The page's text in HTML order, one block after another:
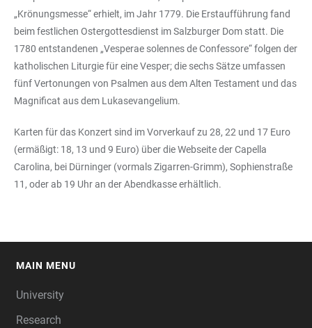
„Krönungsmesse“ erhielt, im Jahr 1779. Die Erstaufführung fand
beim festlichen Ostergottesdienst im Salzburger Dom statt. Die
1780 entstandenen „Vesperae solennes de Confessore“ folgen der
katholischen Liturgie für eine Vesper; die sechs Sätze umfassen
fünf Vertonungen von Psalmen aus dem Alten Testament und das
Magnificat aus dem Lukasevangelium.
Karten für das Konzert sind im Vorverkauf zu 28, 22 und 17 Euro
(ermäßigt: 18, 13 und 9 Euro) über die Webseite der Capella
Carolina, bei Dürninger (vormals Zigarren-Grimm), Sophienstraße
11, oder ab 19 Uhr an der Abendkasse erhältlich.
MAIN MENU
University
Research